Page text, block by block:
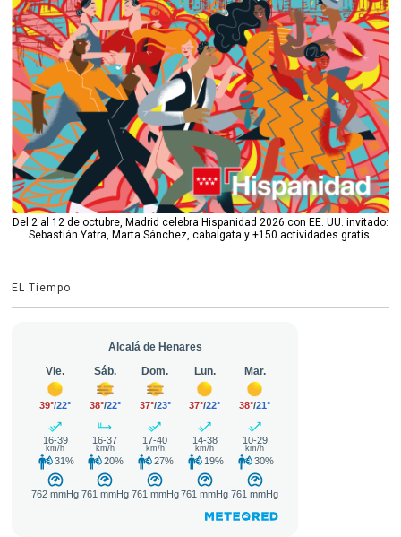
Del 2 al 12 de octubre, Madrid celebra Hispanidad 2026 con EE. UU. invitado:
Sebastián Yatra, Marta Sánchez, cabalgata y +150 actividades gratis.
EL Tiempo